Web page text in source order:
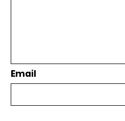
Email